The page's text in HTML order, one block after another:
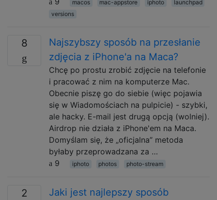
macos mac-appstore iphoto
launchpad
versions
8
Najszybszy sposób na przesłanie
zdjęcia z iPhone'a na Maca?
Chcę po prostu zrobić zdjęcie na telefonie
i pracować z nim na komputerze Mac.
Obecnie piszę go do siebie (więc pojawia
się w Wiadomościach na pulpicie) - szybki,
ale hacky. E-mail jest drugą opcją (wolniej).
Airdrop nie działa z iPhone'em na Maca.
Domyślam się, że „oficjalna” metoda
byłaby przeprowadzana za …
9
iphoto photos photo-stream
2
Jaki jest najlepszy sposób